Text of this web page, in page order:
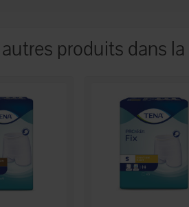
autres produits dans